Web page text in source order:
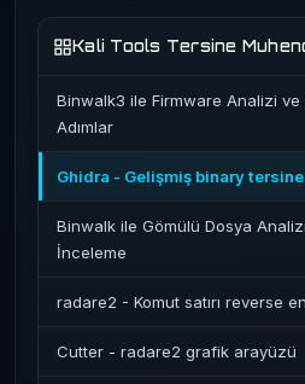
Kali Tools Tersine
Binwalk3 ile Firmware Analizi ve
Adımlar
Ghidra - Gelişmiş binary
Binwalk ile Gömülü Dosya
İnceleme
radare2 - Komut satırı reverse
Cutter - radare2 grafik arayüzü